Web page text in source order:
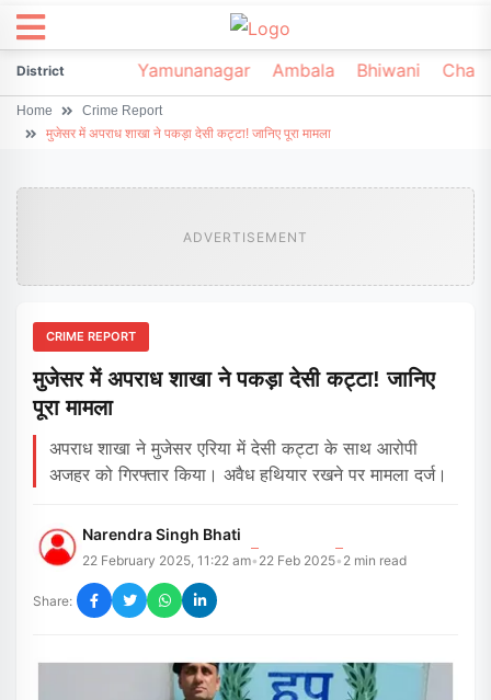
DistrictSonipat Yamunanagar Ambala Bhiwani
Home
Crime Report
मुजेसर में अपराध शाखा ने पकड़ा देसी कट्टा! जानिए पूरा मामला
ADVERTISEMENT
CRIME REPORT
मुजेसर में अपराध शाखा ने पकड़ा देसी कट्टा! जानिए
पूरा मामला
अपराध शाखा ने मुजेसर एरिया में देसी कट्टा के साथ आरोपी
अजहर को गिरफ्तार किया। अवैध हथियार रखने पर मामला दर्ज।
Narendra Singh Bhati
22 February 2025, 11:22 am• 22 Feb 2025• 2 min read
Share: